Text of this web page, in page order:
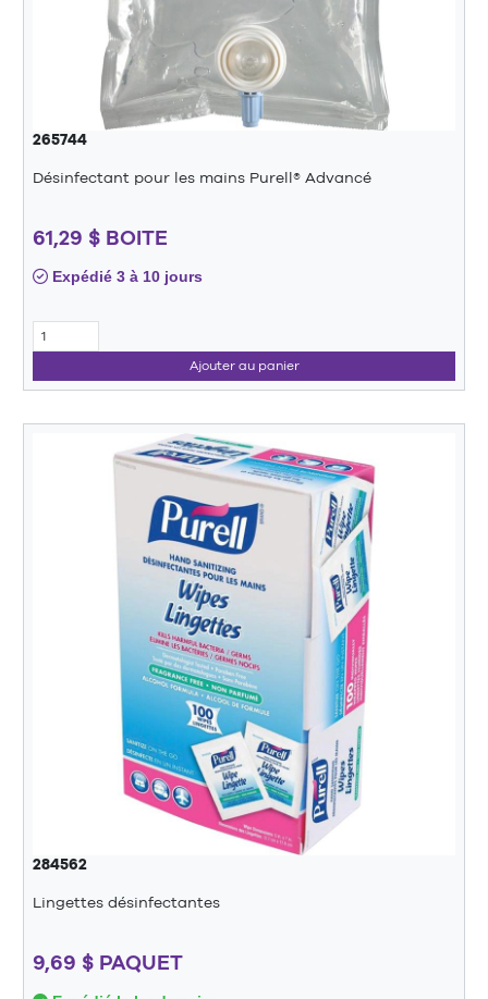
265744
Désinfectant pour les mains Purell® Advancé
61,29 $ BOITE
Expédié 3 à 10 jours
Ajouter au panier
284562
Lingettes désinfectantes
9,69 $ PAQUET